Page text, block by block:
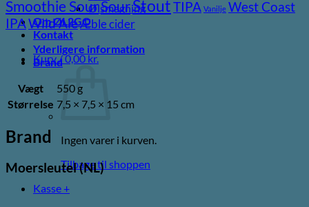
Ølsmagning
Om ØL2GO
Kontakt
Kurv /0,00kr.
Ingen varer i kurven.
Tilbage til shoppen
Kasse +
Smoothie SourSourStoutTIPA Vanilje West Coast
IPAWild AleÆble cider
Yderligere information
Brand
Vægt
550 g
Størrelse 7,5 × 7,5 × 15 cm
Brand
Moersleutel (NL)